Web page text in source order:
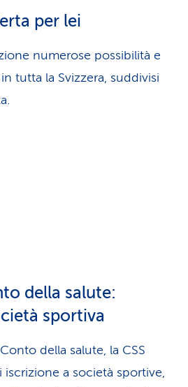
per lei
numerose possibilità e
tutta la Svizzera, suddivisi
della salute:
sportiva
della salute, la CSS
iscrizione a società sportive,